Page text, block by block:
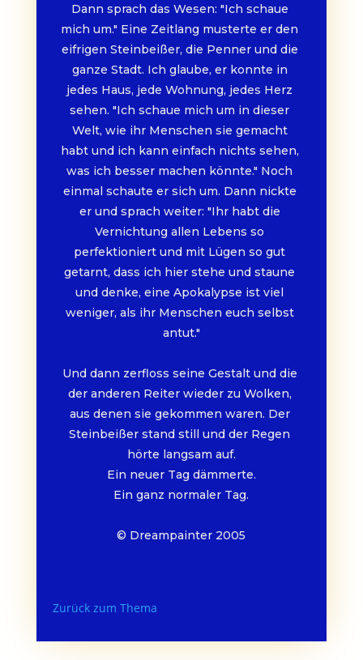
Dann sprach das Wesen: "Ich schaue
mich um." Eine Zeitlang musterte er den
eifrigen Steinbeißer, die Penner und die
ganze Stadt. Ich glaube, er konnte in
jedes Haus, jede Wohnung, jedes Herz
sehen. "Ich schaue mich um in dieser
Welt, wie ihr Menschen sie gemacht
habt und ich kann einfach nichts sehen,
was ich besser machen könnte." Noch
einmal schaute er sich um. Dann nickte
er und sprach weiter: "Ihr habt die
Vernichtung allen Lebens so
perfektioniert und mit Lügen so gut
getarnt, dass ich hier stehe und staune
und denke, eine Apokalypse ist viel
weniger, als ihr Menschen euch selbst
antut."
Und dann zerfloss seine Gestalt und die
der anderen Reiter wieder zu Wolken,
aus denen sie gekommen waren. Der
Steinbeißer stand still und der Regen
hörte langsam auf.
Ein neuer Tag dämmerte.
Ein ganz normaler Tag.
© Dreampainter 2005
Zurück zum Thema